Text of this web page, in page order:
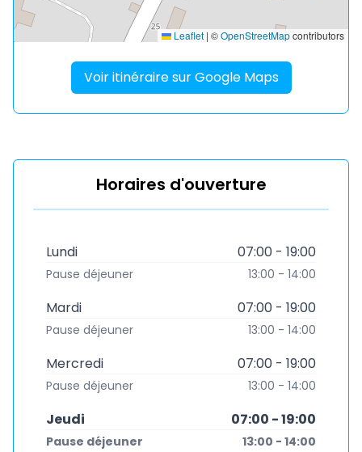
Leaflet | ©OpenStreetMapcontributors
Voir itinéraire sur Google Maps
Horaires d'ouverture
Lundi 07:00 - 19:00
Pause déjeuner 13:00 - 14:00
Mardi 07:00 - 19:00
Pause déjeuner 13:00 - 14:00
Mercredi 07:00 - 19:00
Pause déjeuner 13:00 - 14:00
Jeudi 07:00 - 19:00
Pause déjeuner 13:00 - 14:00